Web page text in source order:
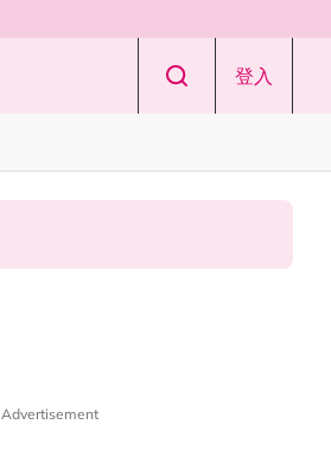
登入
Advertisement